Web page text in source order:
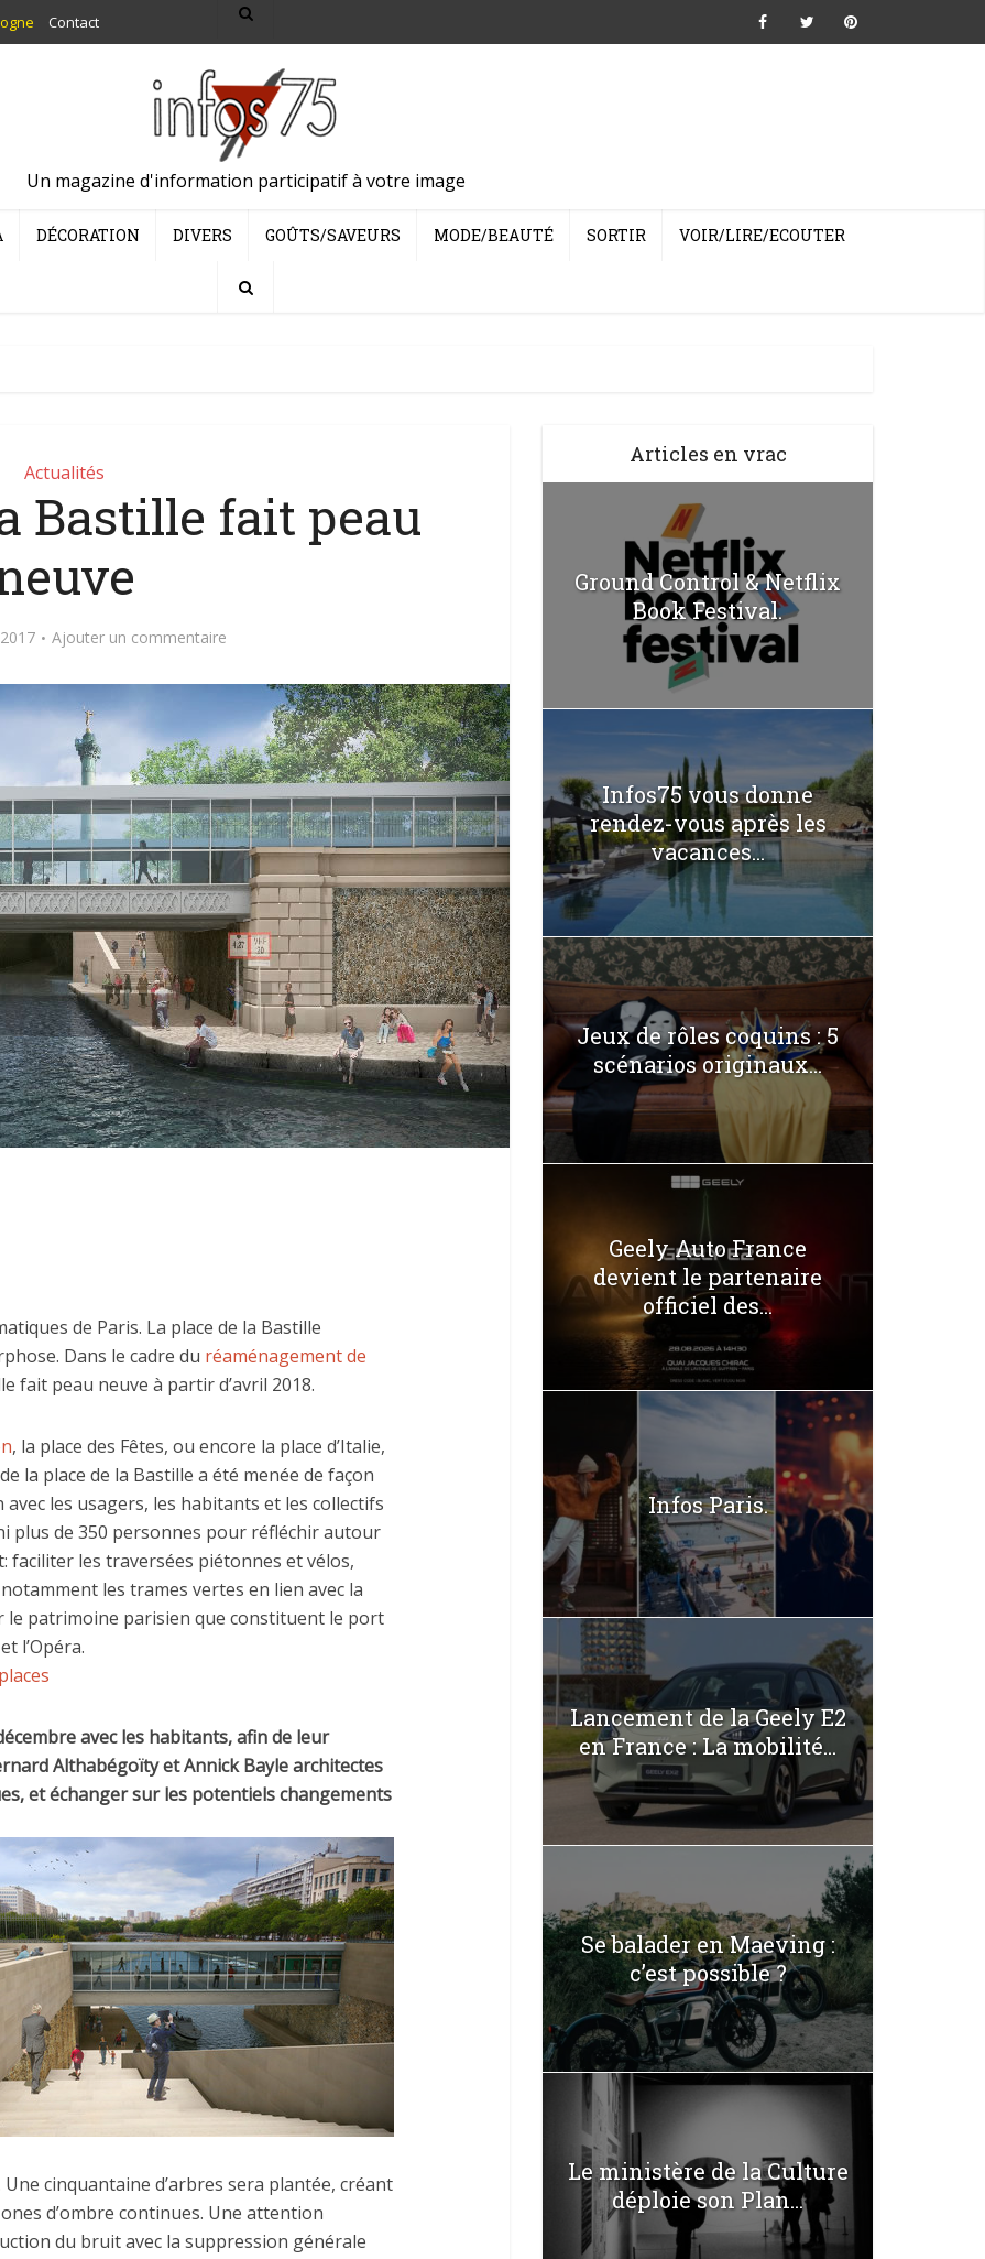
Contact
Un magazine d'information participatif à votre image
DÉCORATION DIVERS GOÛTS/SAVEURS MODE/BEAUTÉ SORTIR VOIR/LIRE/ECOUTER
Actualités
Bastille fait peau
Ajouter un commentaire
de Paris. La place de la Bastille
Dans le cadre du réaménagement de
fait peau neuve à partir d’avril 2018.
, la place des Fêtes, ou encore la place d’Italie,
la place de la Bastille a été menée de façon
les usagers, les habitants et les collectifs
plus de 350 personnes pour réfléchir autour
faciliter les traversées piétonnes et vélos,
les trames vertes en lien avec la
le patrimoine parisien que constituent le port
l’Opéra.
avec les habitants, afin de leur
Althabégoïty et Annick Bayle architectes
et échanger sur les potentiels changements
cinquantaine d’arbres sera plantée, créant
d’ombre continues. Une attention
du bruit avec la suppression générale
Articles en vrac
Ground Control & Netflix
Book Festival.
Infos75 vous donne
rendez-vous après les
vacances...
Jeux de rôles coquins : 5
scénarios originaux...
Geely Auto France
devient le partenaire
officiel des...
Infos Paris.
Lancement de la Geely E2
en France : La mobilité...
Se balader en Maeving :
c’est possible ?
Le ministère de la Culture
déploie son Plan...